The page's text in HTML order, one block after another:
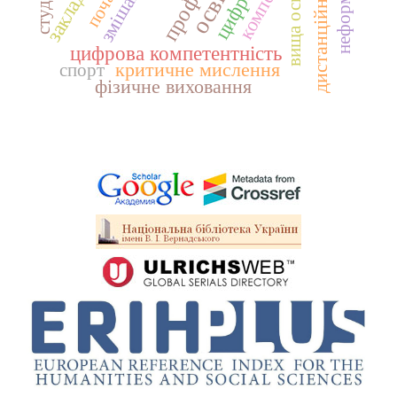
цифрова компетентність
критичне мислення
фізичне виховання
вища освіта
спорт